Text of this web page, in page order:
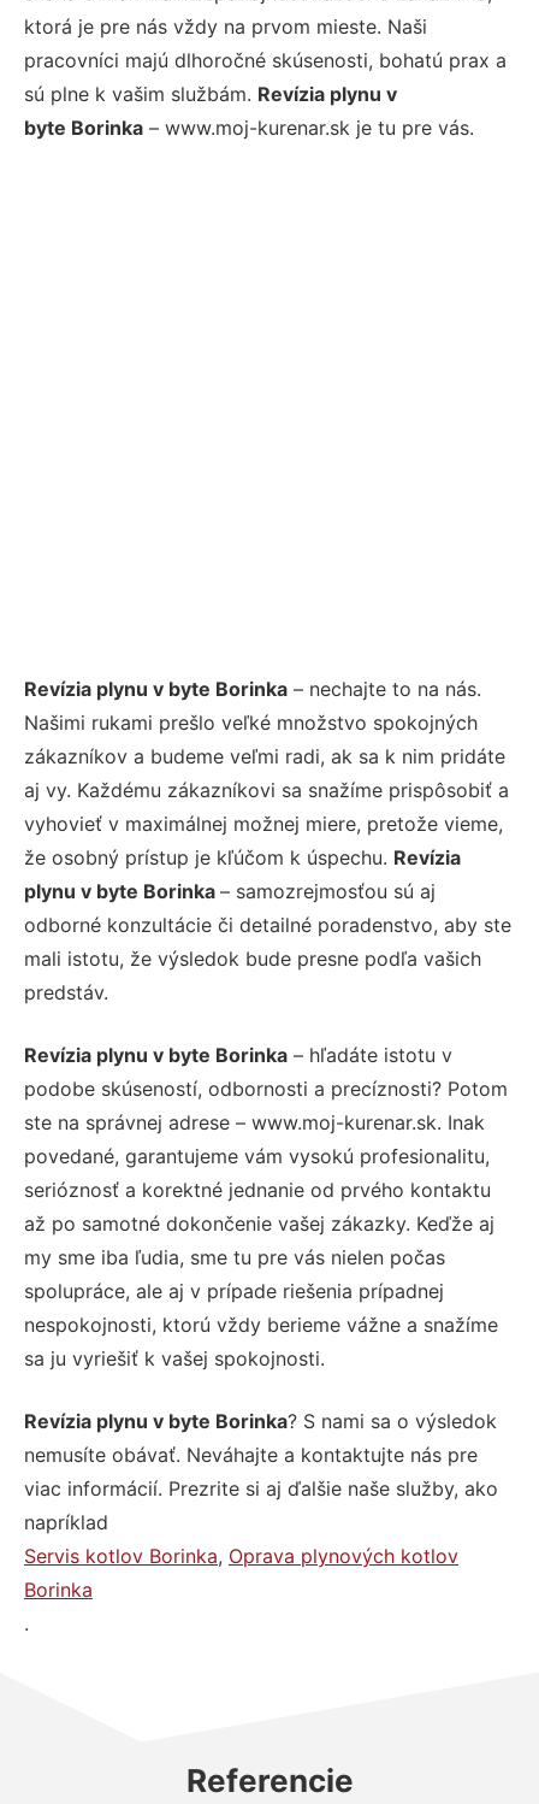
ktorá je pre nás vždy na prvom mieste. Naši
pracovníci majú dlhoročné skúsenosti, bohatú prax a
sú plne k vašim službám. Revízia plynu v
byte Borinka – www.moj-kurenar.sk je tu pre vás.
Revízia plynu v byte Borinka – nechajte to na nás.
Našimi rukami prešlo veľké množstvo spokojných
zákazníkov a budeme veľmi radi, ak sa k nim pridáte
aj vy. Každému zákazníkovi sa snažíme prispôsobiť a
vyhovieť v maximálnej možnej miere, pretože vieme,
že osobný prístup je kľúčom k úspechu. Revízia
plynu v byte Borinka – samozrejmosťou sú aj
odborné konzultácie či detailné poradenstvo, aby ste
mali istotu, že výsledok bude presne podľa vašich
predstáv.
Revízia plynu v byte Borinka – hľadáte istotu v
podobe skúseností, odbornosti a precíznosti? Potom
ste na správnej adrese – www.moj-kurenar.sk. Inak
povedané, garantujeme vám vysokú profesionalitu,
serióznosť a korektné jednanie od prvého kontaktu
až po samotné dokončenie vašej zákazky. Keďže aj
my sme iba ľudia, sme tu pre vás nielen počas
spolupráce, ale aj v prípade riešenia prípadnej
nespokojnosti, ktorú vždy berieme vážne a snažíme
sa ju vyriešiť k vašej spokojnosti.
Revízia plynu v byte Borinka? S nami sa o výsledok
nemusíte obávať. Neváhajte a kontaktujte nás pre
viac informácií. Prezrite si aj ďalšie naše služby, ako
napríklad
Servis kotlov Borinka, Oprava plynových kotlov
Borinka
.
Referencie